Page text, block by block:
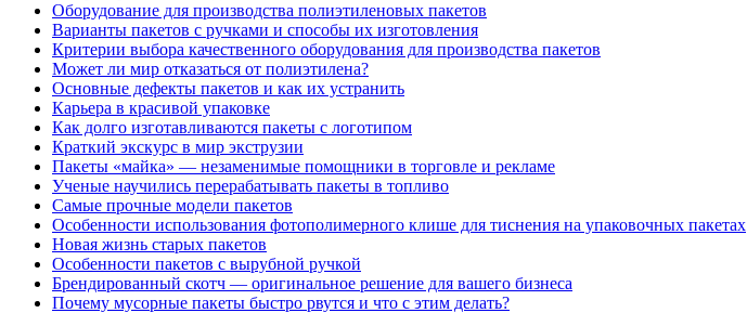
Оборудование для производства полиэтиленовых пакетов
Варианты пакетов с ручками и способы их изготовления
Критерии выбора качественного оборудования для производства пакетов
Может ли мир отказаться от полиэтилена?
Основные дефекты пакетов и как их устранить
Карьера в красивой упаковке
Как долго изготавливаются пакеты с логотипом
Краткий экскурс в мир экструзии
Пакеты «майка» — незаменимые помощники в торговле и рекламе
Ученые научились перерабатывать пакеты в топливо
Самые прочные модели пакетов
Особенности использования фотополимерного клише для тиснения на упаковочных пакетах
Новая жизнь старых пакетов
Особенности пакетов с вырубной ручкой
Брендированный скотч — оригинальное решение для вашего бизнеса
Почему мусорные пакеты быстро рвутся и что с этим делать?